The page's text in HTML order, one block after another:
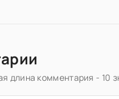
длина комментария - 10